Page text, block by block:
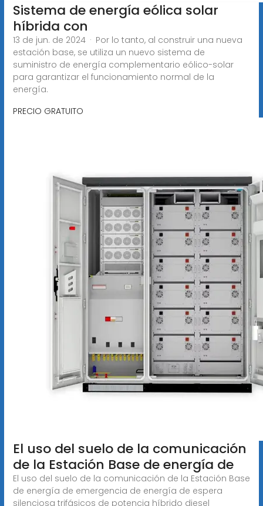
Sistema de energía eólica solar
híbrida con
13 de jun. de 2024 · Por lo tanto, al construir una nueva
estación base, se utiliza un nuevo sistema de
suministro de energía complementario eólico-solar
para garantizar el funcionamiento normal de la
energía.
PRECIO GRATUITO
El uso del suelo de la comunicación
de la Estación Base de energía de
El uso del suelo de la comunicación de la Estación Base
de energía de emergencia de energía de espera
silenciosa trifásicos de potencia híbrido diesel